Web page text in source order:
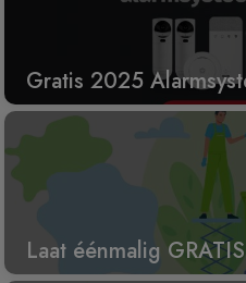
Gratis 2025
Laat éénmalig